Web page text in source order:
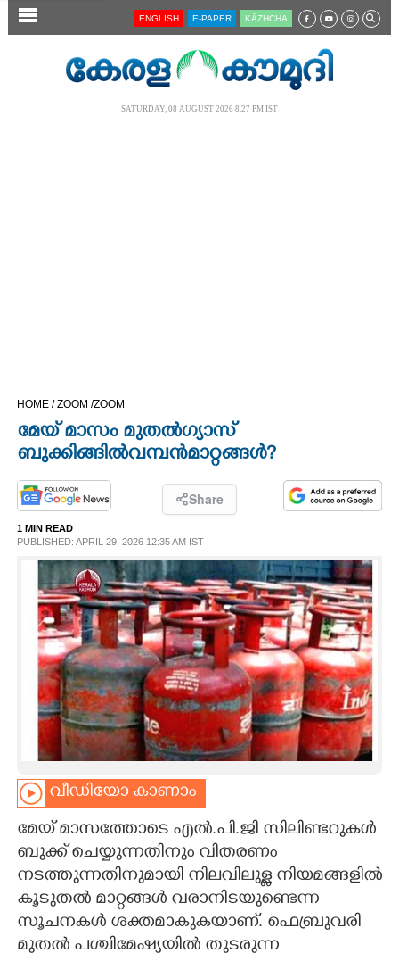
SECTIONS
OPINION
LIFESTYLE
SPIRITUAL
INFO+
ART
ASTRO
CARTOONS
LITERATURE
ZOOM
ENGLISH E-PAPER KĀZHCHA
SATURDAY, 08 AUGUST 2026 8.27 PM IST
HOME /ZOOM /ZOOM
മേയ് മാസം മുതൽ ഗ്യാസ്
ബുക്കിങ്ങിൽ വമ്പൻ മാറ്റങ്ങൾ?
Share
1 MIN READ
PUBLISHED: APRIL 29, 2026 12:35 AM IST
വീഡിയോ കാണാം
മേയ് മാസത്തോടെ എൽ.പി.ജി സിലിണ്ടറുകൾ
ബുക്ക് ചെയ്യുന്നതിനും വിതരണം
നടത്തുന്നതിനുമായി നിലവിലുള്ള നിയമങ്ങളിൽ
കൂടുതൽ മാറ്റങ്ങൾ വരാനിടയുണ്ടെന്ന
സൂചനകൾ ശക്തമാകുകയാണ്. ഫെബ്രുവരി
മുതൽ പശ്ചിമേഷ്യയിൽ തുടരുന്ന